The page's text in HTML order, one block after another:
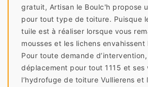
gratuit, Artisan le Boulc'h propose
pour tout type de toiture. Puisque
tuile est à réaliser lorsque vous
mousses et les lichens
Pour toute demande
déplacement pour tout 1115 et ses
l’hydrofuge de toiture Vullierens et